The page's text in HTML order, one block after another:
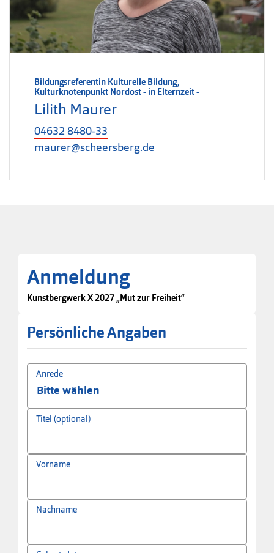
Bildungsreferentin Kulturelle Bildung,
Kulturknotenpunkt Nordost - in Elternzeit -
Lilith Maurer
04632 8480-33
maurer@scheersberg.de
Anmeldung
Kunstbergwerk X 2027 „Mut zur Freiheit“
Persönliche Angaben
Anrede
Titel (optional)
Vorname
Nachname